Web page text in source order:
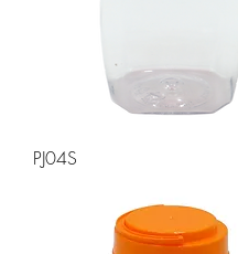
PJ04S